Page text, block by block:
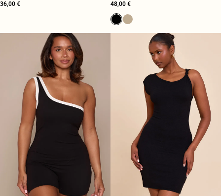
36,00 € 48,00 €